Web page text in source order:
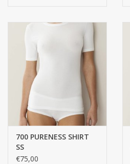
700 PURENESS SHIRT
SS
€75,00